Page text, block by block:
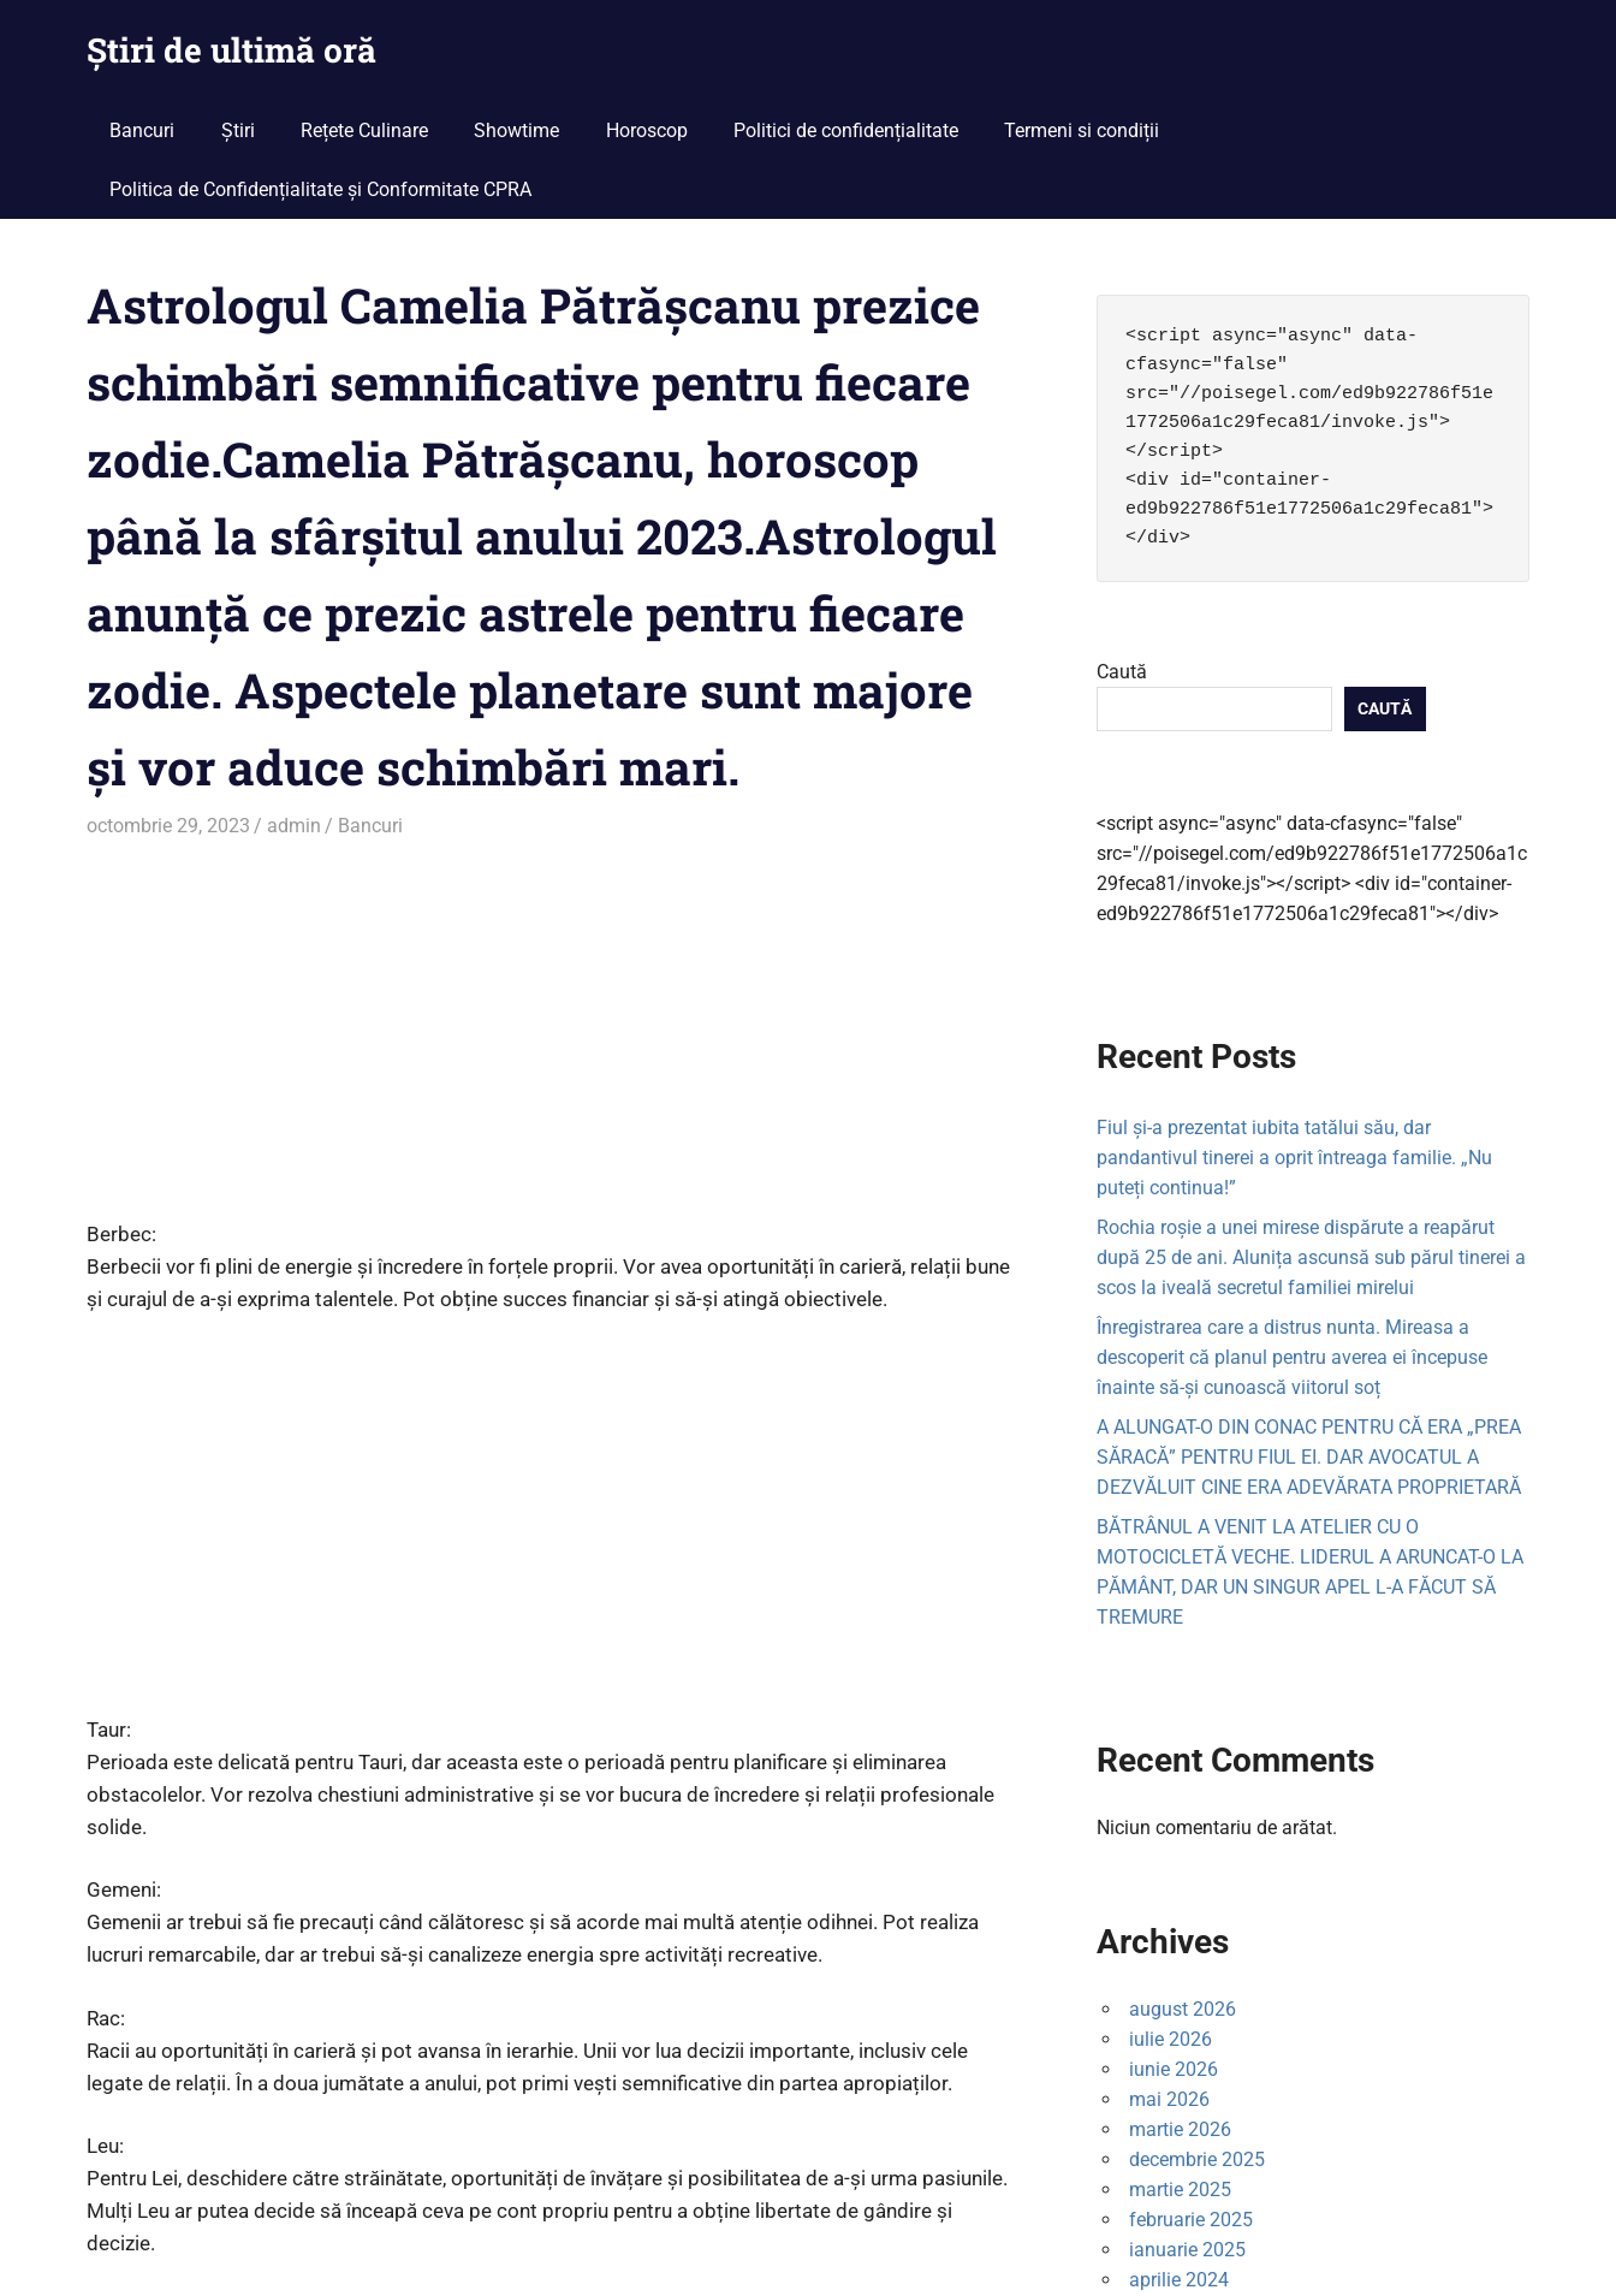
Știri de ultimă oră
curent
Bancuri Știri Rețete Culinare Showtime Horoscop Politici de confidențialitate Termeni si condiții
Politica de Confidențialitate și Conformitate CPRA
Astrologul Camelia Pătrășcanu prezice
schimbări semnificative pentru fiecare
zodie.Camelia Pătrășcanu, horoscop
până la sfârșitul anului 2023.Astrologul
anunță ce prezic astrele pentru fiecare
zodie. Aspectele planetare sunt majore
și vor aduce schimbări mari.
octombrie 29, 2023 admin Bancuri
Berbec:
Berbecii vor fi plini de energie și încredere în forțele proprii. Vor avea oportunități în carieră, relații bune
și curajul de a-și exprima talentele. Pot obține succes financiar și să-și atingă obiectivele.
Taur:
Perioada este delicată pentru Tauri, dar aceasta este o perioadă pentru planificare și eliminarea
obstacolelor. Vor rezolva chestiuni administrative și se vor bucura de încredere și relații profesionale
solide.
Gemeni:
Gemenii ar trebui să fie precauți când călătoresc și să acorde mai multă atenție odihnei. Pot realiza
lucruri remarcabile, dar ar trebui să-și canalizeze energia spre activități recreative.
Rac:
Racii au oportunități în carieră și pot avansa în ierarhie. Unii vor lua decizii importante, inclusiv cele
legate de relații. În a doua jumătate a anului, pot primi vești semnificative din partea apropiaților.
Leu:
Pentru Lei, deschidere către străinătate, oportunități de învățare și posibilitatea de a-și urma pasiunile.
Mulți Leu ar putea decide să înceapă ceva pe cont propriu pentru a obține libertate de gândire și
decizie.
<script async="async" data-
cfasync="false"
src="//poisegel.com/ed9b922786f51e
1772506a1c29feca81/invoke.js">
</script>
<div id="container-
ed9b922786f51e1772506a1c29feca81">
</div>
Caută
CAUTĂ
<script async="async" data-cfasync="false"
src="//poisegel.com/ed9b922786f51e1772506a1c
29feca81/invoke.js"></script> <div id="container-
ed9b922786f51e1772506a1c29feca81"></div>
Recent Posts
Fiul și-a prezentat iubita tatălui său, dar
pandantivul tinerei a oprit întreaga familie. „Nu
puteți continua!”
Rochia roșie a unei mirese dispărute a reapărut
după 25 de ani. Alunița ascunsă sub părul tinerei a
scos la iveală secretul familiei mirelui
Înregistrarea care a distrus nunta. Mireasa a
descoperit că planul pentru averea ei începuse
înainte să-și cunoască viitorul soț
A ALUNGAT-O DIN CONAC PENTRU CĂ ERA „PREA
SĂRACĂ” PENTRU FIUL EI. DAR AVOCATUL A
DEZVĂLUIT CINE ERA ADEVĂRATA PROPRIETARĂ
BĂTRÂNUL A VENIT LA ATELIER CU O
MOTOCICLETĂ VECHE. LIDERUL A ARUNCAT-O LA
PĂMÂNT, DAR UN SINGUR APEL L-A FĂCUT SĂ
TREMURE
Recent Comments
Niciun comentariu de arătat.
Archives
august 2026
iulie 2026
iunie 2026
mai 2026
martie 2026
decembrie 2025
martie 2025
februarie 2025
ianuarie 2025
aprilie 2024